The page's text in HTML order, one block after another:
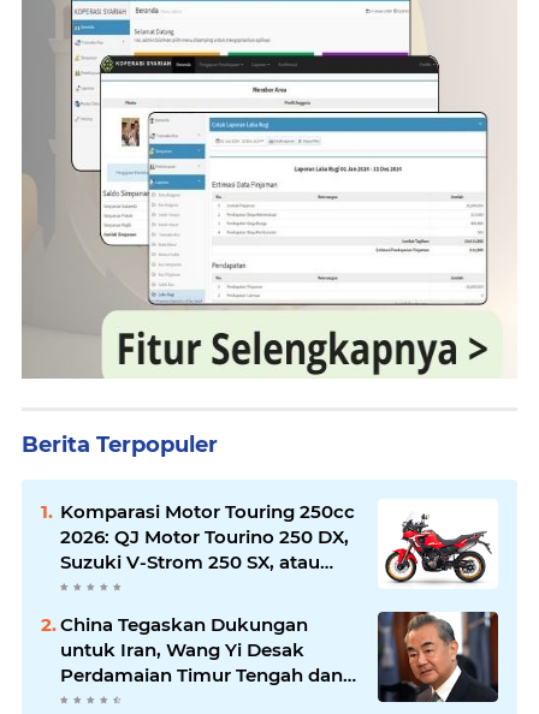
Berita Terpopuler
Komparasi Motor Touring 250cc
2026: QJ Motor Tourino 250 DX,
Suzuki V-Strom 250 SX, atau
Kawasaki Versys-X 250?
China Tegaskan Dukungan
untuk Iran, Wang Yi Desak
Perdamaian Timur Tengah dan
Soroti Ketegangan dengan AS